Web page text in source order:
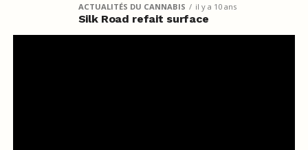
ACTUALITÉS DU CANNABIS il y a 10 ans
Silk Road refait surface